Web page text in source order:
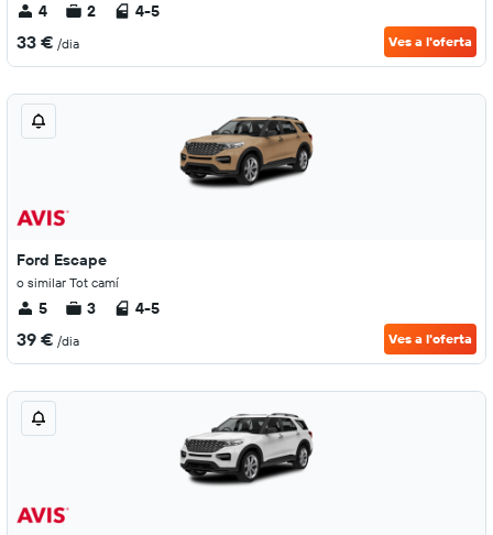
4 2 4-5
33 € /dia Ves a l'oferta
Ford Escape
o similar Tot camí
5 3 4-5
39 € /dia Ves a l'oferta